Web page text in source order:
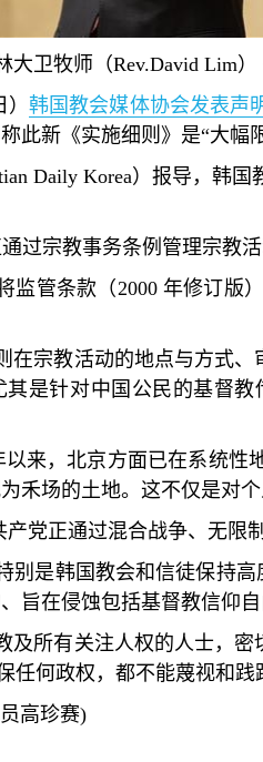
大卫牧师（Rev.David Lim）
）韩国教会媒体协会发表声
称此新《实施细则》是“大幅
Daily Korea）报导，韩国
过宗教事务条例管理宗教
监管条款（2000 年修订版
在宗教活动的地点与方式
是针对中国公民的基督
以来，北京方面已在系统性
禾场的土地。这不仅是对
产党正通过混合战争、无限
别是韩国教会和信徒保持
旨在侵蚀包括基督教信仰
及所有关注人权的人士，
任何政权，都不能蔑视和践
高珍赛)